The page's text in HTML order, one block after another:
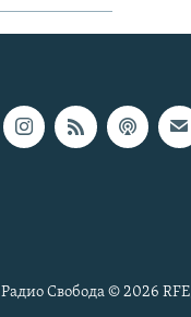
Радио Свобода © 2026